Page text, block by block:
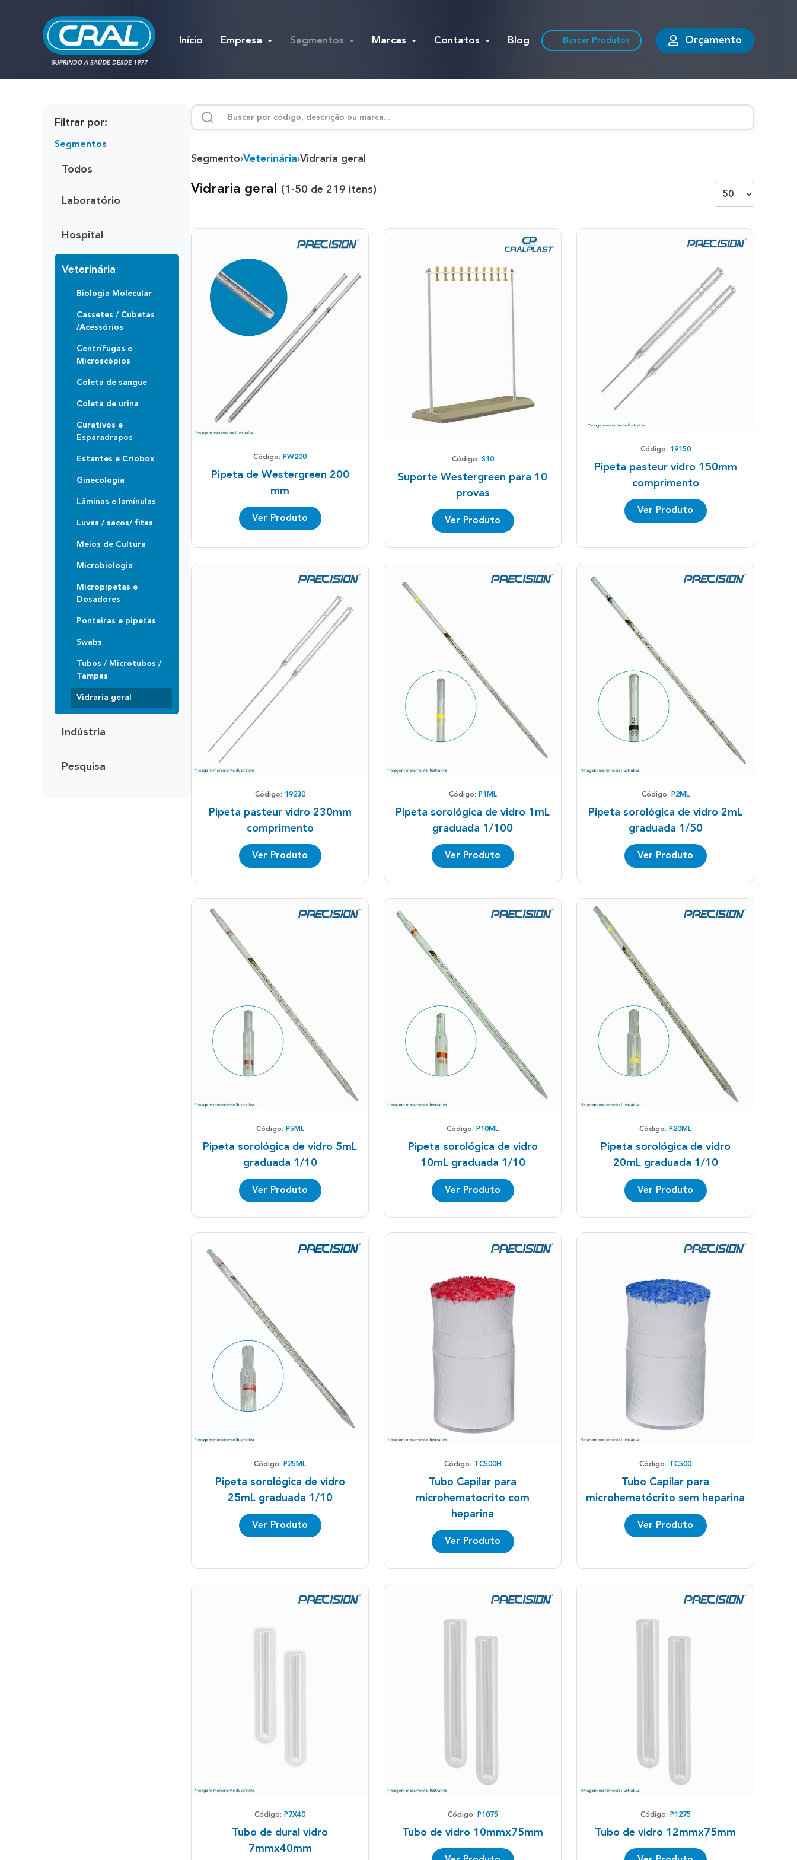
Início Empresa Segmentos Marcas Contatos Blog Buscar Produtos Orçamento
Filtrar por:
Segmentos
Todos
Laboratório
Hospital
Veterinária
Biologia Molecular
Cassetes / Cubetas
/Acessórios
Centrífugas e
Microscópios
Coleta de sangue
Coleta de urina
Curativos e
Esparadrapos
Estantes e Criobox
Ginecologia
Lâminas e lamínulas
Luvas / sacos/ fitas
Meios de Cultura
Microbiologia
Micropipetas e
Dosadores
Ponteiras e pipetas
Swabs
Tubos / Microtubos /
Tampas
Vidraria geral
Indústria
Pesquisa
Segmento›Veterinária›Vidraria geral
Vidraria geral (1-50 de 219 itens) Exibir:
Código: PW200
Pipeta de Westergreen 200
mm
Ver Produto
Código: S10
Suporte Westergreen para 10
provas
Ver Produto
Código: 19150
Pipeta pasteur vidro 150mm
comprimento
Ver Produto
Código: 19230
Pipeta pasteur vidro 230mm
comprimento
Ver Produto
Código: P1ML
Pipeta sorológica de vidro 1mL
graduada 1/100
Ver Produto
Código: P2ML
Pipeta sorológica de vidro 2mL
graduada 1/50
Ver Produto
Código: P5ML
Pipeta sorológica de vidro 5mL
graduada 1/10
Ver Produto
Código: P10ML
Pipeta sorológica de vidro
10mL graduada 1/10
Ver Produto
Código: P20ML
Pipeta sorológica de vidro
20mL graduada 1/10
Ver Produto
Código: P25ML
Pipeta sorológica de vidro
25mL graduada 1/10
Ver Produto
Código: TC500H
Tubo Capilar para
microhematocrito com
heparina
Ver Produto
Código: TC500
Tubo Capilar para
microhematócrito sem heparina
Ver Produto
Código: P7X40
Tubo de dural vidro
7mmx40mm
Código: P1075
Tubo de vidro 10mmx75mm
Código: P1275
Tubo de vidro 12mmx75mm